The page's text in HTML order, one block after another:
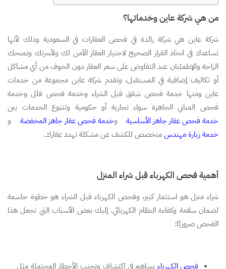
من هي شركة عاين وخدماتها؟
شركة عاين هي شركة رائدة في فحص العقارات في السعودية وذلك لأنها
تساعدك في اتخاذ القرار الصحيح لاختيار العقار الآمن لك ولأسرتك وتمنحك
الراحة والإطمئنان عند التفاوض على سعر العقار دون الخوف من أي مشاكل
أو تكاليف إضافية في المستقبل، وتقدم شركة عاين مجموعة من خدمات
عاين ومنها خدمة فحص شقق قبل الشراء وخدمة فحص فلل وخدمة
فحص المباني الجاهزة سواء تجارية أو حكومية وتتنوع الخدمات بين
خدمة فحص عقار جاهز الأساسية وخدمة فحص عقار جاهز المخفضة و
خدمة زيارة مهندسمتخصص للكشف عن مشكلة تهدد عقارك.
أهمية فحص الكهرباء قبل شراء المنزل
شراء منزل هو استثمار كبير، وفحص الكهرباء قبل الشراء هو خطوة حاسمة
لضمان سلامة وكفاءة النظام الكهربائي. إليك بعض الأسباب التي تجعل هذا
الفحص ضروريًا:
فحص الكهرباء يساهم في اكتشاف وتجنب الأخطار المحتملة مثل